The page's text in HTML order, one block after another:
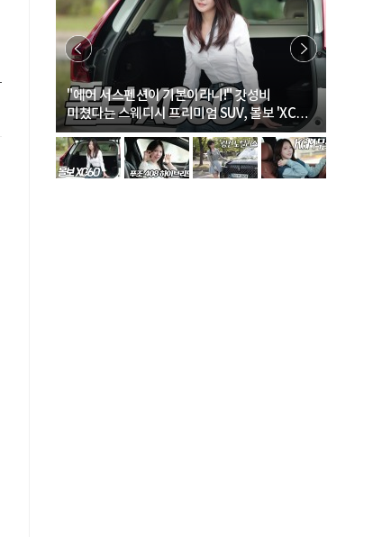
"에어 서스펜션이 기본이라니!" 갓성비
미쳤다는 스웨디시 프리미엄 SUV, 볼보 'XC60
B5 울트라'